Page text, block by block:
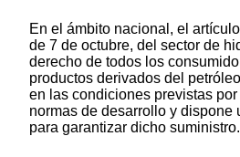
En el ámbito nacional, el
de 7 de octubre, del sector de
derecho de todos los
productos derivados del
en las condiciones previstas
normas de desarrollo y dispone
para garantizar dicho suministro.